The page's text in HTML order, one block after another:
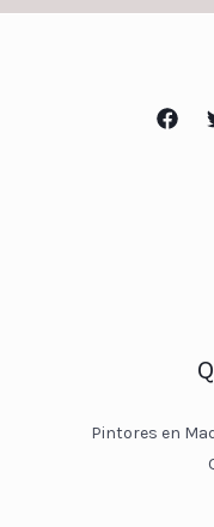
Pintores en